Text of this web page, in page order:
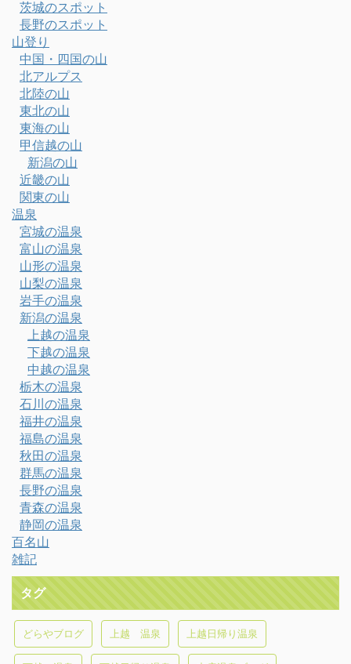
茨城のスポット
長野のスポット
山登り
中国・四国の山
北アルプス
北陸の山
東北の山
東海の山
甲信越の山
新潟の山
近畿の山
関東の山
温泉
宮城の温泉
富山の温泉
山形の温泉
山梨の温泉
岩手の温泉
新潟の温泉
上越の温泉
下越の温泉
中越の温泉
栃木の温泉
石川の温泉
福井の温泉
福島の温泉
秋田の温泉
群馬の温泉
長野の温泉
青森の温泉
静岡の温泉
百名山
雑記
タグ
どらやブログ 上越 温泉 上越日帰り温泉